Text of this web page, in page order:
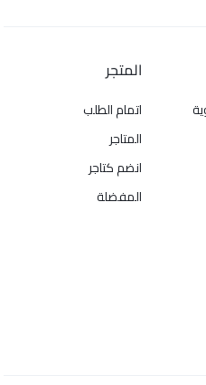
المتجر
اتمام الطلب
المتاجر
انضم كتاجر
المفضلة